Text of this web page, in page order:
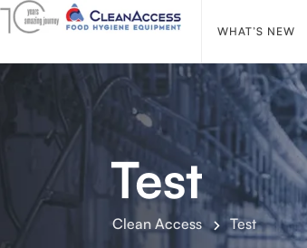
WHAT’S NEW
Test
Clean Access Test